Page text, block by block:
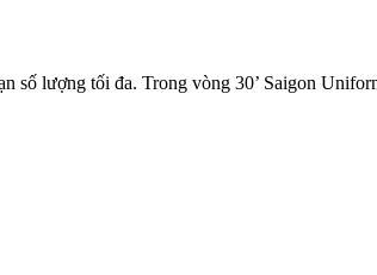
lượng tối đa. Trong vòng 30’ Saigon